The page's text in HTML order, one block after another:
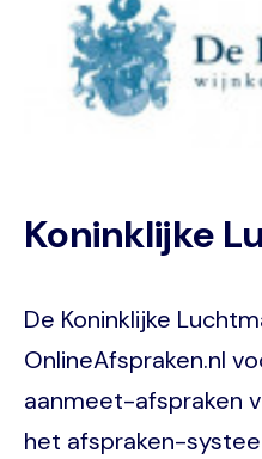
Koninklijke
De Koninklijke
OnlineAfspraken.nl
aanmeet-afspraken
het afspraken-